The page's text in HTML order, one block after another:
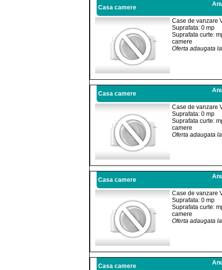
Casa camere
Case de vanzare
Suprafata: 0 mp
Suprafata curte:
camere
Oferta adaugata
Casa camere
Case de vanzare
Suprafata: 0 mp
Suprafata curte:
camere
Oferta adaugata
Casa camere
Case de vanzare
Suprafata: 0 mp
Suprafata curte:
camere
Oferta adaugata
Casa camere